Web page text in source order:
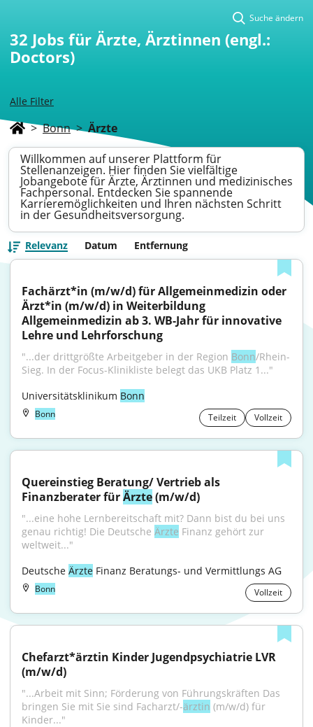
Alle Filter
Suche ändern
32 Jobs für Ärzte, Ärztinnen (engl.:
Doctors)
> Bonn > Ärzte
Willkommen auf unserer Plattform für
Stellenanzeigen. Hier finden Sie vielfältige
Jobangebote für Ärzte, Ärztinnen und medizinisches
Fachpersonal. Entdecken Sie spannende
Karrieremöglichkeiten und Ihren nächsten Schritt
in der Gesundheitsversorgung.
Relevanz Datum Entfernung
Fachärzt*in (m/w/d) für Allgemeinmedizin oder
Ärzt*in (m/w/d) in Weiterbildung
Allgemeinmedizin ab 3. WB-Jahr für innovative
Lehre und Lehrforschung
"...der drittgrößte Arbeitgeber in der Region Bonn/Rhein-
Sieg. In der Focus-Klinikliste belegt das UKB Platz 1..."
Universitätsklinikum Bonn
Bonn Teilzeit Vollzeit
Quereinstieg Beratung/ Vertrieb als
Finanzberater für Ärzte (m/w/d)
"...eine hohe Lernbereitschaft mit? Dann bist du bei uns
genau richtig! Die Deutsche Ärzte Finanz gehört zur
weltweit..."
Deutsche Ärzte Finanz Beratungs- und Vermittlungs AG
Bonn Vollzeit
Chefarzt*ärztin Kinder Jugendpsychiatrie LVR
(m/w/d)
"...Arbeit mit Sinn; Förderung von Führungskräften Das
bringen Sie mit Sie sind Facharzt/-ärztin (m/w/d) für
Kinder..."